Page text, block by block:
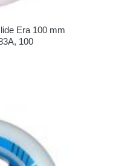
Era 100 mm
100